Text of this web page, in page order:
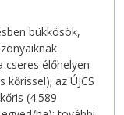
bükkösök,
cseres élőhelyen
az ÚJCS
(4.589